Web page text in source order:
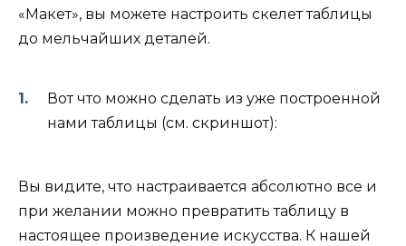
«Макет», вы можете настроить скелет таблицы
до мельчайших деталей.
Вот что можно сделать из уже построенной
нами таблицы (см. скриншот):
Вы видите, что настраивается абсолютно все и
при желании можно превратить таблицу в
настоящее произведение искусства. К нашей